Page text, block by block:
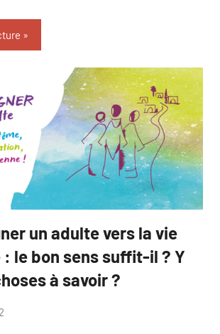
un adulte vers la vie
le bon sens suffit-il ? Y
à savoir ?